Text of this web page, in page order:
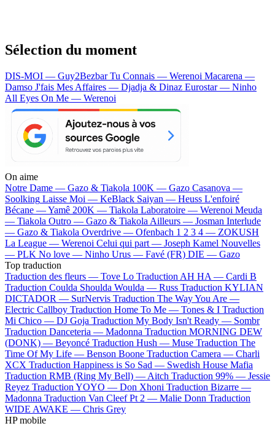
Sélection du moment
DIS-MOI — Guy2BezbarTu Connais — Werenoi Macarena —
Damso J'fais Mes Affaires — Djadja & Dinaz Eurostar — Ninho
All Eyes On Me — Werenoi
On aime
Notre Dame — Gazo & Tiakola 100K — Gazo Casanova —
Soolking Laisse Moi — KeBlack Saiyan — Heuss L'enfoiré
Bécane —Yamê 200K — Tiakola Laboratoire — Werenoi Meuda
— Tiakola Outro — Gazo & Tiakola Ailleurs — Josman Interlude
— Gazo & Tiakola Overdrive — Ofenbach 1 2 3 4 — ZOKUSH
La League — Werenoi Celui qui part — Joseph Kamel Nouvelles
— PLK No love — Ninho Urus — Favé (FR) DIE — Gazo
Top traduction
Traduction des fleurs — Tove Lo Traduction AH HA — Cardi B
Traduction Coulda Shoulda Woulda — Russ Traduction KYLIAN
DICTADOR — SurNervis Traduction The Way You Are —
Electric Callboy Traduction Home To Me — Tones & I Traduction
Mi Chico — DJ Goja Traduction My Body Isn't Ready — Sombr
Traduction Danceteria — Madonna Traduction MORNING DEW
(DONK) — Beyoncé Traduction Hush — Muse Traduction The
Time Of My Life — Benson Boone Traduction Camera — Charli
XCX Traduction Happiness is So Sad — Swedish House Mafia
Traduction RMB (Ring My Bell) — Aitch Traduction 99% — Jessie
Reyez Traduction YOYO — Don Xhoni Traduction Bizarre —
Madonna Traduction Van Cleef Pt 2 — Malie Donn Traduction
WIDE AWAKE — Chris Grey
HP mobile